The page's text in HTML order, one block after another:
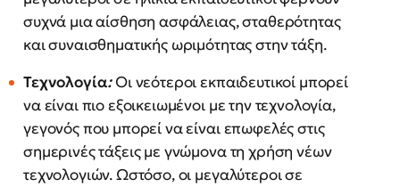
συχνά μια αίσθηση ασφάλειας, σταθερότητας
και συναισθηματικής ωριμότητας στην τάξη.
Τεχνολογία:Οι νεότεροι εκπαιδευτικοί μπορεί
να είναι πιο εξοικειωμένοι με την τεχνολογία,
γεγονός που μπορεί να είναι επωφελές στις
σημερινές τάξεις με γνώμονα τη χρήση νέων
τεχνολογιών. Ωστόσο, οι μεγαλύτεροι σε